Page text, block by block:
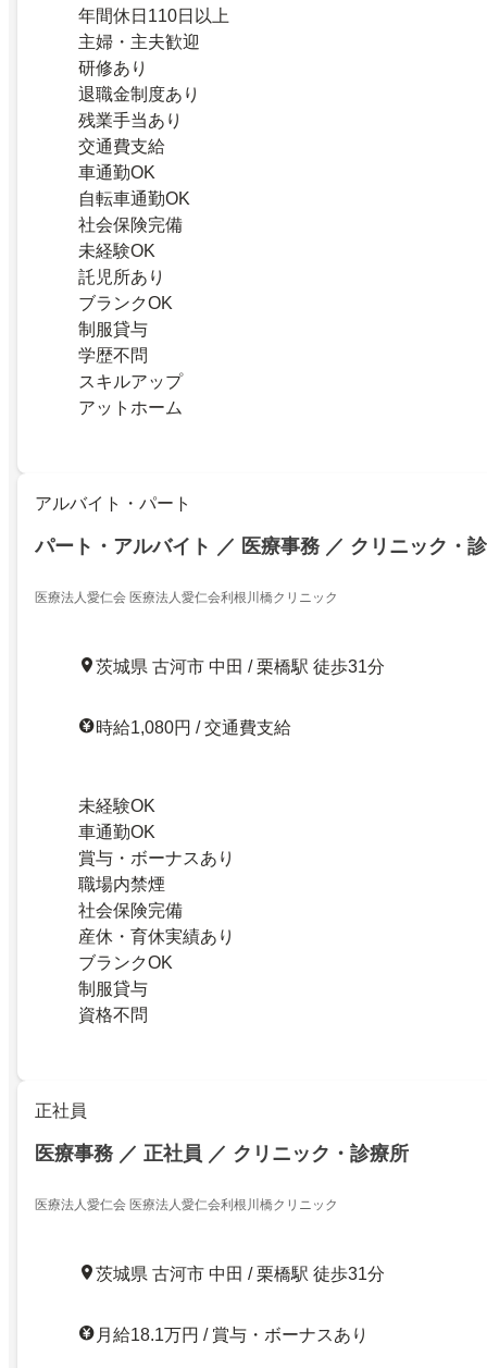
年間休日110日以上
主婦・主夫歓迎
研修あり
退職金制度あり
残業手当あり
交通費支給
車通勤OK
自転車通勤OK
社会保険完備
未経験OK
託児所あり
ブランクOK
制服貸与
学歴不問
スキルアップ
アットホーム
アルバイト・パート
パート・アルバイト ／ 医療事務 ／ クリニック・
医療法人愛仁会 医療法人愛仁会利根川橋クリニック
茨城県 古河市 中田 / 栗橋駅 徒歩31分
時給1,080円 / 交通費支給
未経験OK
車通勤OK
賞与・ボーナスあり
職場内禁煙
社会保険完備
産休・育休実績あり
ブランクOK
制服貸与
資格不問
正社員
医療事務 ／ 正社員 ／ クリニック・診療所
医療法人愛仁会 医療法人愛仁会利根川橋クリニック
茨城県 古河市 中田 / 栗橋駅 徒歩31分
月給18.1万円 / 賞与・ボーナスあり